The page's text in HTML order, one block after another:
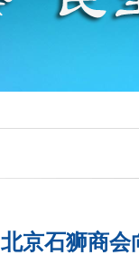
北京石狮商会